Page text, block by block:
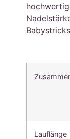
Lauflänge